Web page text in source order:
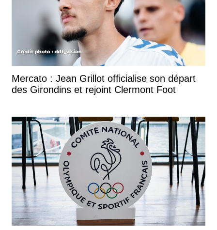
Mercato : Jean Grillot officialise son départ
des Girondins et rejoint Clermont Foot